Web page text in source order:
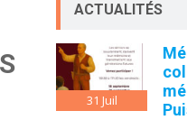
ACTUALITÉS
31 Juil